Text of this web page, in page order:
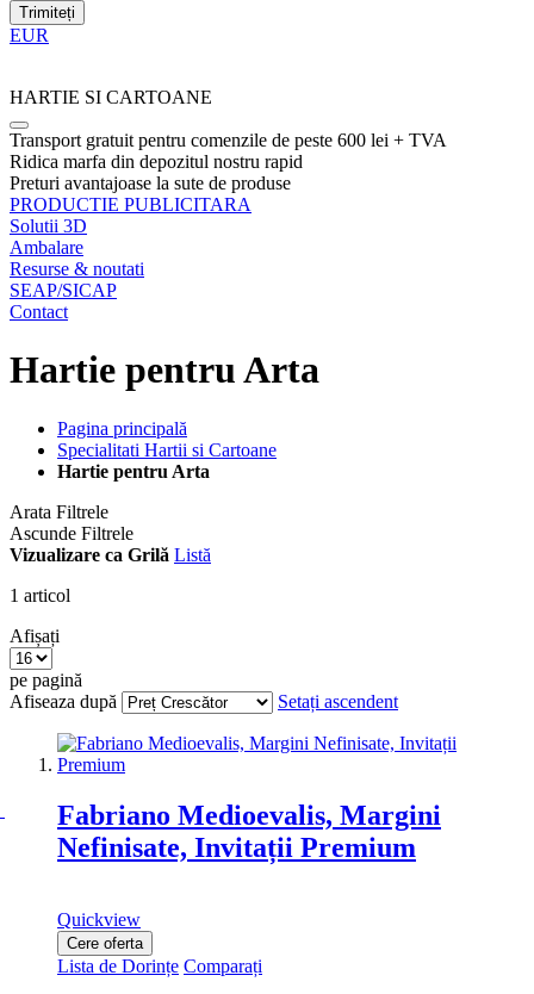
Trimiteți
EUR
HARTIE SI CARTOANE
Transport gratuit pentru comenzile de peste 600 lei + TVA
Ridica marfa din depozitul nostru rapid
Preturi avantajoase la sute de produse
PRODUCTIE PUBLICITARA
Solutii 3D
Ambalare
Resurse & noutati
SEAP/SICAP
Contact
Hartie pentru Arta
Pagina principală
Specialitati Hartii si Cartoane
Hartie pentru Arta
Arata Filtrele
Ascunde Filtrele
Vizualizare ca Grilă Listă
1 articol
Afișați
pe pagină
Afiseaza după
Setați ascendent
Fabriano Medioevalis, Margini
Nefinisate, Invitații Premium
Quickview
Cere oferta
Lista de Dorințe Comparați